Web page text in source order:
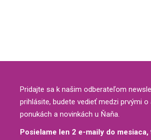
Pridajte sa k našim odberateľom
prihlásite, budete vedieť medzi prvými o
ponukách a novinkách u Ňaňa.
Posielame len 2 e-maily do mesiaca,